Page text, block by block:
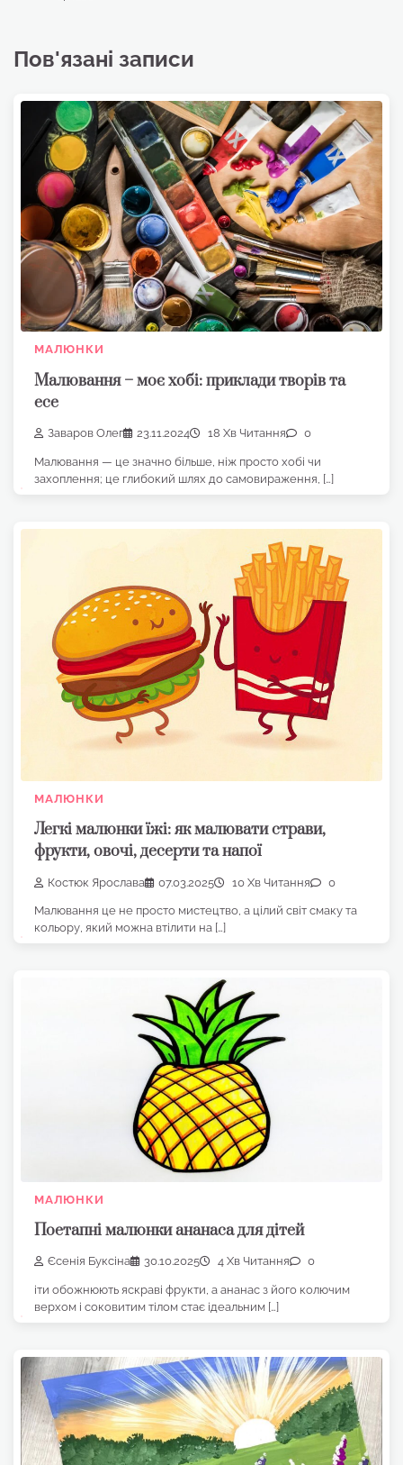
Пов'язані записи
МАЛЮНКИ
Малювання – моє хобі: приклади творів та
есе
Заваров Олег 23.11.2024 18 Хв Читання 0
Малювання — це значно більше, ніж просто хобі чи
захоплення; це глибокий шлях до самовираження, […]
МАЛЮНКИ
Легкі малюнки їжі: як малювати страви,
фрукти, овочі, десерти та напої
Костюк Ярослава 07.03.2025 10 Хв Читання 0
Малювання це не просто мистецтво, а цілий світ смаку та
кольору, який можна втілити на […]
МАЛЮНКИ
Поетапні малюнки ананаса для дітей
Єсенія Буксіна 30.10.2025 4 Хв Читання 0
іти обожнюють яскраві фрукти, а ананас з його колючим
верхом і соковитим тілом стає ідеальним […]